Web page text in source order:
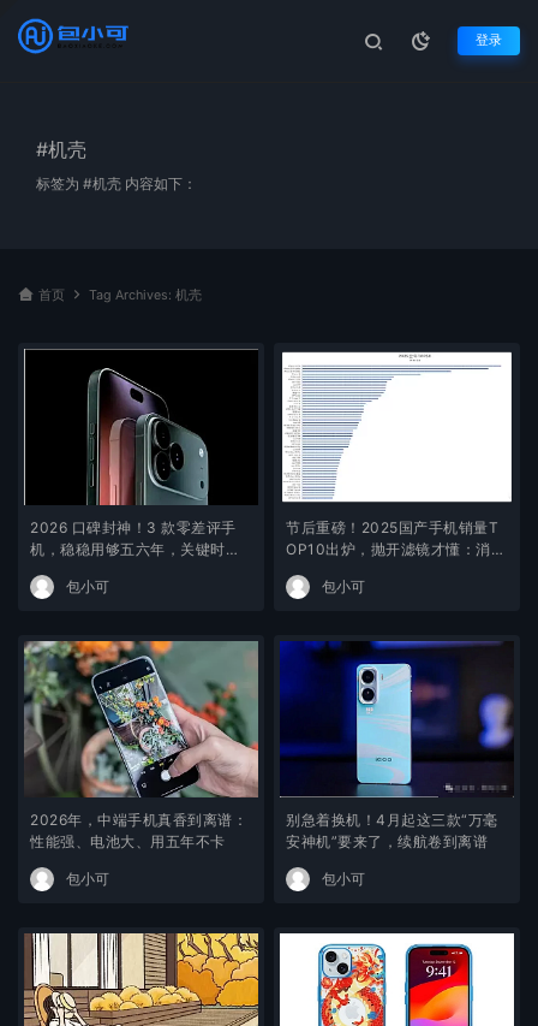
登录
#机壳
标签为 #机壳 内容如下：
首页 Tag Archives: 机壳
2026 口碑封神！3 款零差评手
机，稳稳用够五六年，关键时刻
从不掉链子
包小可
节后重磅！2025国产手机销量T
OP10出炉，抛开滤镜才懂：消费
者只认这一点
包小可
2026年，中端手机真香到离谱：
性能强、电池大、用五年不卡
包小可
别急着换机！4月起这三款“万毫
安神机”要来了，续航卷到离谱
包小可